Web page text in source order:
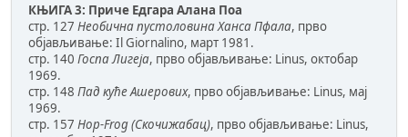
КЊИГА 3: Приче Едгара Алана Поа
стр. 127 Необична пустоловина Ханса Пфала, прво
објављивање: Il Giornalino, март 1981.
стр. 140 Госпа Лигеја, прво објављивање: Linus, октобар
1969.
стр. 148 Пад куће Ашерових, прво објављивање: Linus, мај
1969.
стр. 157 Hop-Frog (Скочижабац), прво објављивање: Linus,